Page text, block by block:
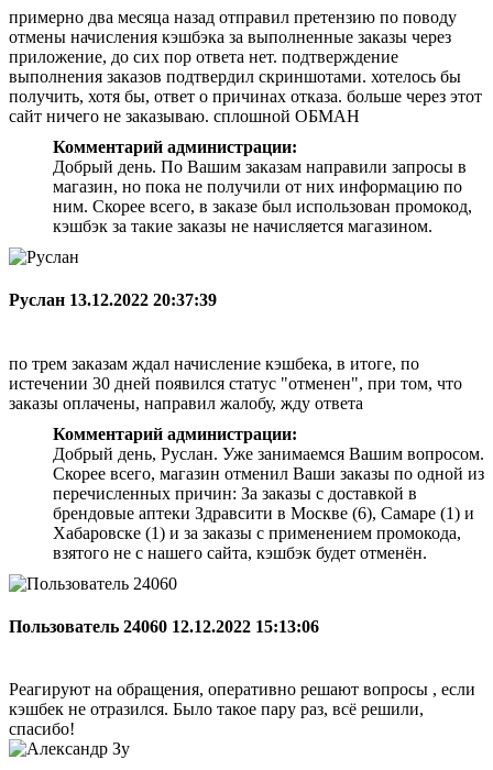
примерно два месяца назад отправил претензию по поводу
отмены начисления кэшбэка за выполненные заказы через
приложение, до сих пор ответа нет. подтверждение
выполнения заказов подтвердил скриншотами. хотелось бы
получить, хотя бы, ответ о причинах отказа. больше через этот
сайт ничего не заказываю. сплошной ОБМАН
Комментарий администрации:
Добрый день. По Вашим заказам направили запросы в
магазин, но пока не получили от них информацию по
ним. Скорее всего, в заказе был использован промокод,
кэшбэк за такие заказы не начисляется магазином.
Руслан 13.12.2022 20:37:39
по трем заказам ждал начисление кэшбека, в итоге, по
истечении 30 дней появился статус "отменен", при том, что
заказы оплачены, направил жалобу, жду ответа
Комментарий администрации:
Добрый день, Руслан. Уже занимаемся Вашим вопросом.
Скорее всего, магазин отменил Ваши заказы по одной из
перечисленных причин: За заказы с доставкой в
брендовые аптеки Здравсити в Москве (6), Самаре (1) и
Хабаровске (1) и за заказы с применением промокода,
взятого не с нашего сайта, кэшбэк будет отменён.
Пользователь 24060 12.12.2022 15:13:06
Реагируют на обращения, оперативно решают вопросы , если
кэшбек не отразился. Было такое пару раз, всё решили,
спасибо!